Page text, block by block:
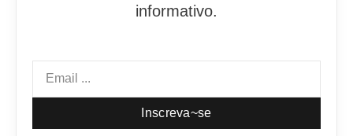
informativo.
Inscreva~se